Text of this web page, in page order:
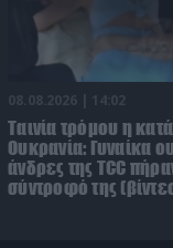
08.08.2026 | 14:02
Ταινία τρόμου η
Ουκρανία: Γυναίκα
άνδρες της TCC
σύντροφό της